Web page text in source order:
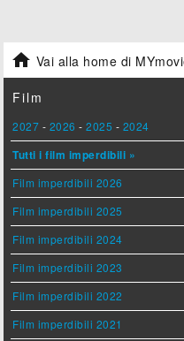
 Vai alla home di
Film
2027 - 2026 -2025 - 2024
Tutti i film imperdibili »
Film imperdibili 2026
Film imperdibili 2025
Film imperdibili 2024
Film imperdibili 2023
Film imperdibili 2022
Film imperdibili 2021